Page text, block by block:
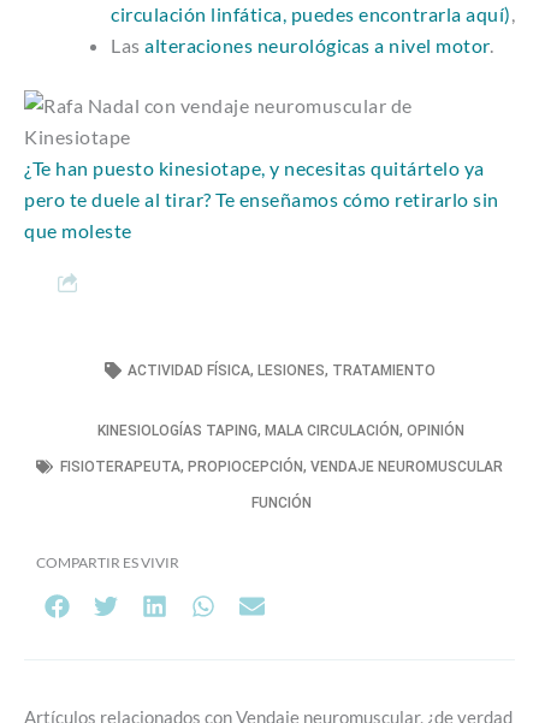
circulación linfática, puedes encontrarla aquí),
Las alteraciones neurológicas a nivel motor.
¿Te han puesto kinesiotape, y necesitas quitártelo ya
pero te duele al tirar? Te enseñamos cómo retirarlo sin
que moleste
ACTIVIDAD FÍSICA, LESIONES, TRATAMIENTO
KINESIOLOGÍAS TAPING, MALA CIRCULACIÓN, OPINIÓN
FISIOTERAPEUTA, PROPIOCEPCIÓN, VENDAJE NEUROMUSCULAR
FUNCIÓN
COMPARTIR ES VIVIR
Artículos relacionados con Vendaje neuromuscular, ¿de verdad